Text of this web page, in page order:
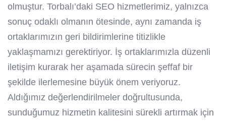
olmuştur. Torbalı’daki SEO hizmetlerimiz, yalnızca
sonuç odaklı olmanın ötesinde, aynı zamanda iş
ortaklarımızın geri bildirimlerine titizlikle
yaklaşmamızı gerektiriyor. İş ortaklarımızla düzenli
iletişim kurarak her aşamada sürecin şeffaf bir
şekilde ilerlemesine büyük önem veriyoruz.
Aldığımız değerlendirilmeler doğrultusunda,
sunduğumuz hizmetin kalitesini sürekli artırmak için